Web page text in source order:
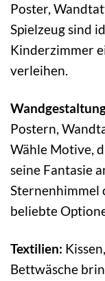
Poster,
Spielzeug sind
Kinderzimmer
verleihen.
Postern,
Wähle Motive,
seine Fantasie
Sternenhimmel
beliebte
Textilien:
Bettwäsche